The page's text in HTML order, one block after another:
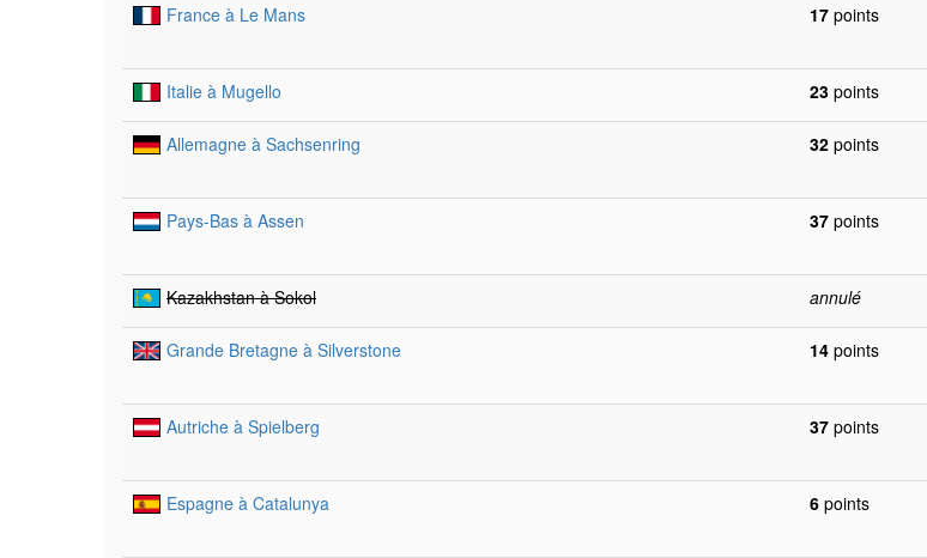
France à Le Mans
17 points
Italie à Mugello
23 points
Allemagne à Sachsenring 32 points
Pays-Bas à Assen
37 points
Kazakhstan à Sokol
annulé
Grande Bretagne à Silverstone 14 points
Autriche à Spielberg
37 points
Espagne à Catalunya
6 points